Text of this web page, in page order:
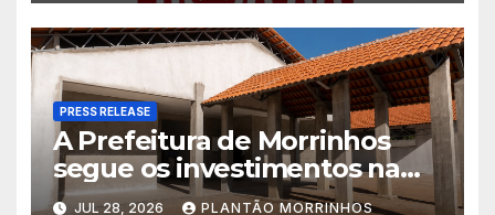
PRESS RELEASE
A Prefeitura de Morrinhos
segue os investimentos na
educação. A obra da Escola
JUL 28, 2026 PLANTÃO MORRINHOS